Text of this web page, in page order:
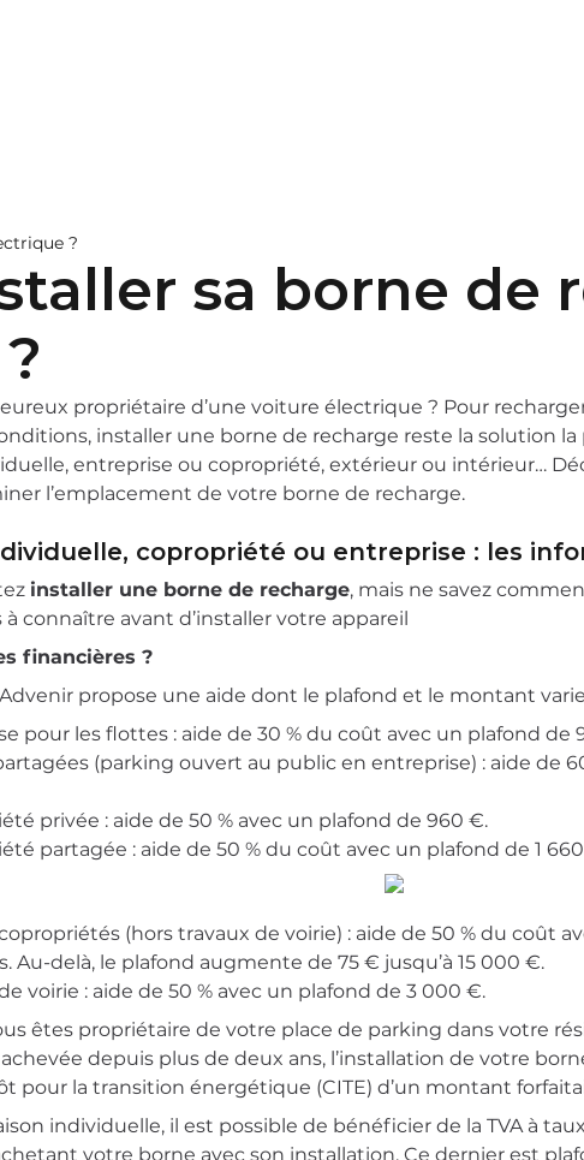
?
sa borne de
propriétaire d’une voiture électrique ? Pour
installer une borne de recharge reste la solution la
entreprise ou copropriété, extérieur ou intérieur…
l’emplacement de votre borne de recharge.
copropriété ou entreprise : les
installer une borne de recharge, mais ne savez
connaître avant d’installer votre appareil
financières ?
propose une aide dont le plafond et le montant
pour les flottes : aide de 30 % du coût avec un plafond de
(parking ouvert au public en entreprise) : aide de
privée : aide de 50 % avec un plafond de 960 €.
partagée : aide de 50 % du coût avec un plafond de 1
(hors travaux de voirie) : aide de 50 % du coût
Au-delà, le plafond augmente de 75 € jusqu’à 15 000 €.
voirie : aide de 50 % avec un plafond de 3 000 €.
êtes propriétaire de votre place de parking dans votre
depuis plus de deux ans, l’installation de votre
pour la transition énergétique (CITE) d’un montant
individuelle, il est possible de bénéficier de la TVA à
votre borne avec son installation. Ce dernier est